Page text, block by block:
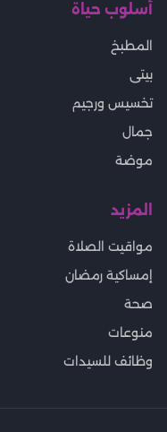
أسلوب حياة
المطبخ
بيتى
تخسيس ورجيم
جمال
موضة
المزيد
مواقيت الصلاة
إمساكية رمضان
صحة
منوعات
وظائف للسيدات